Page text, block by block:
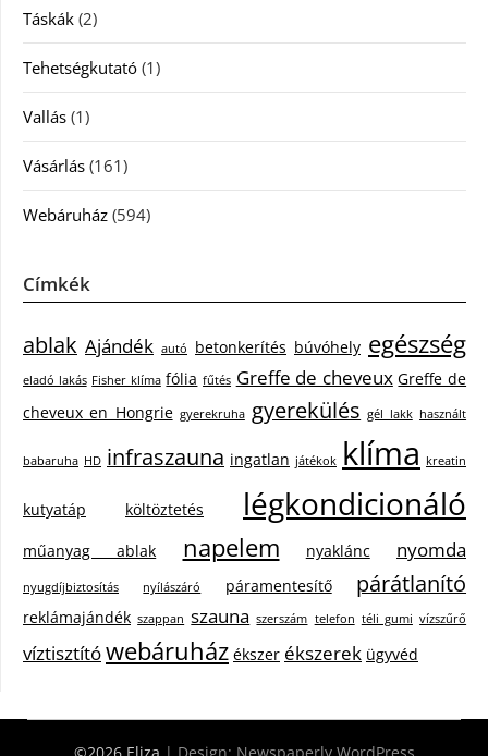
Táskák (2)
Tehetségkutató (1)
Vallás (1)
Vásárlás (161)
Webáruház (594)
Címkék
ablak Ajándék autó betonkerítés búvóhely egészség
eladó lakás Fisher klíma fólia fűtés Greffe de cheveux Greffe de
cheveux en Hongrie gyerekruha gyerekülés gél lakk használt
babaruha HD infraszauna ingatlan játékok klíma kreatin
kutyatáp költöztetés légkondicionáló
műanyag ablak napelem nyaklánc nyomda
nyugdíjbiztosítás nyílászáró páramentesítő párátlanító
reklámajándék szappan szauna szerszám telefon téli gumi vízszűrő
víztisztítówebáruház ékszer ékszerek ügyvéd